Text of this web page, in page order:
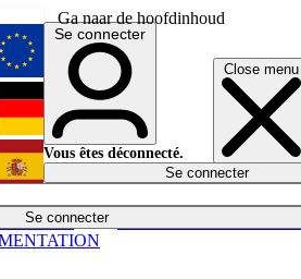
Ga naar de hoofdinhoud
Close menu
Se connecter
Économie
English
Deutsch
Español
Se connecter
Vous êtes déconnecté.
Se connecter